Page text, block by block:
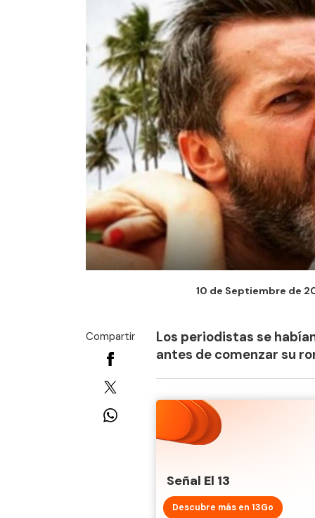
10 de Septiembre de
Compartir
Los periodistas se
antes de comenzar su
Señal El 13
Descubre más en 13Go